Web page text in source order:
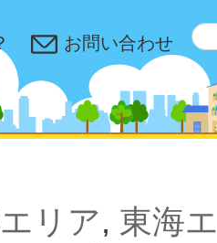
お問い合わせ
リア, 東海エ